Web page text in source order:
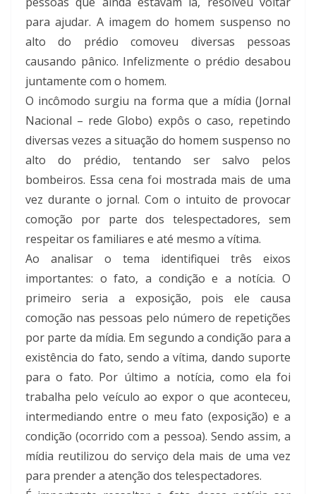
para ajudar. A imagem do homem suspenso no
alto do prédio comoveu diversas pessoas
causando pânico. Infelizmente o prédio desabou
juntamente com o homem.
O incômodo surgiu na forma que a mídia (Jornal
Nacional – rede Globo) expôs o caso, repetindo
diversas vezes a situação do homem suspenso no
alto do prédio, tentando ser salvo pelos
bombeiros. Essa cena foi mostrada mais de uma
vez durante o jornal. Com o intuito de provocar
comoção por parte dos telespectadores, sem
respeitar os familiares e até mesmo a vítima.
Ao analisar o tema identifiquei três eixos
importantes: o fato, a condição e a notícia. O
primeiro seria a exposição, pois ele causa
comoção nas pessoas pelo número de repetições
por parte da mídia. Em segundo a condição para a
existência do fato, sendo a vítima, dando suporte
para o fato. Por último a notícia, como ela foi
trabalha pelo veículo ao expor o que aconteceu,
intermediando entre o meu fato (exposição) e a
condição (ocorrido com a pessoa). Sendo assim, a
mídia reutilizou do serviço dela mais de uma vez
para prender a atenção dos telespectadores.